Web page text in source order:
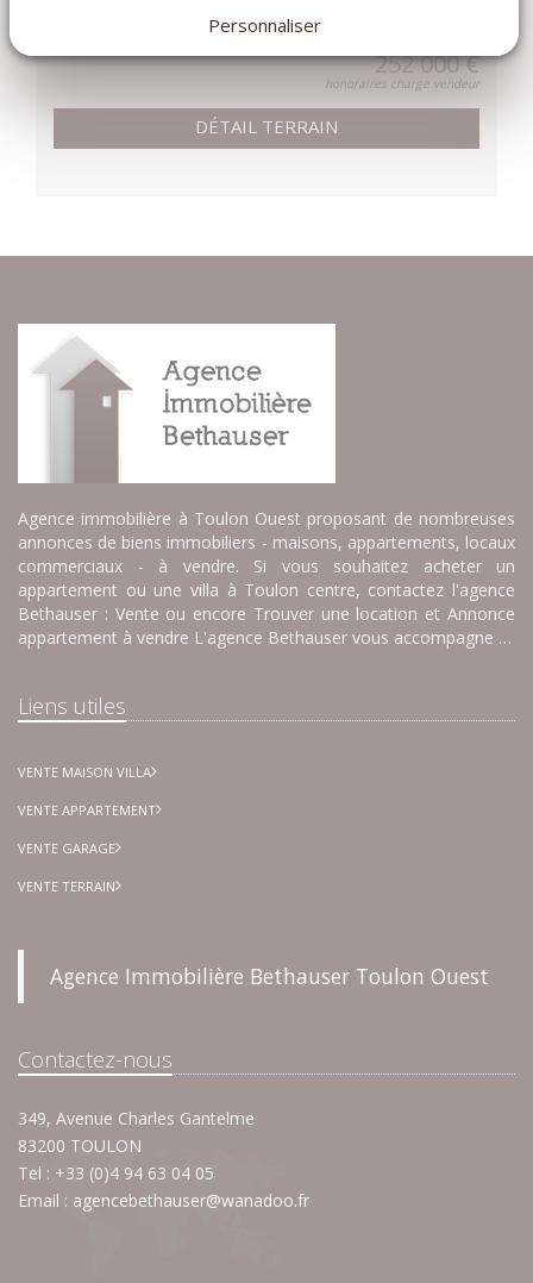
252 000 €
honoraires charge vendeur
DÉTAIL TERRAIN
Agence immobilière à Toulon Ouest proposant de nombreuses
annonces de biens immobiliers - maisons, appartements, locaux
commerciaux - à vendre. Si vous souhaitez acheter un
appartement ou une villa à Toulon centre, contactez l'agence
Bethauser : Vente ou encore Trouver une location et Annonce
appartement à vendre L'agence Bethauser vous accompagne …
Liens utiles
VENTE MAISON VILLA
VENTE APPARTEMENT
VENTE GARAGE
VENTE TERRAIN
Agence Immobilière Bethauser Toulon Ouest
Contactez-nous
349, Avenue Charles Gantelme
83200 TOULON
Tel : +33 (0)4 94 63 04 05
Email : agencebethauser@wanadoo.fr
Personnaliser